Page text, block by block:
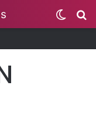
Switch
skin